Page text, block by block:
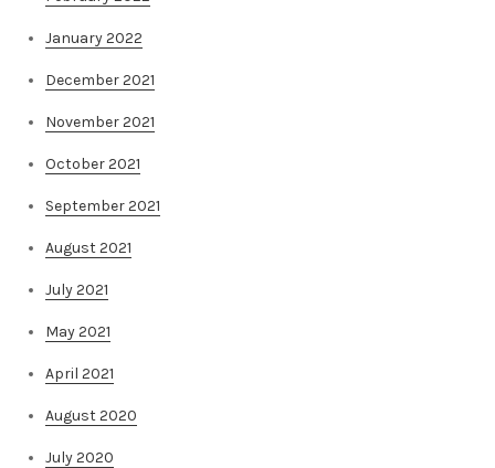
January 2022
December 2021
November 2021
October 2021
September 2021
August 2021
July 2021
May 2021
April 2021
August 2020
July 2020